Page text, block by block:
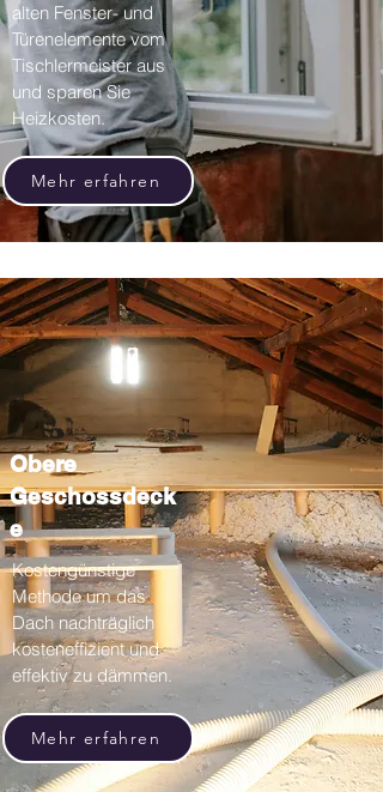
alten Fenster- und
Türenelemente vom
Tischlermeister aus
und sparen Sie
Heizkosten.
Mehr erfahren
Obere
Geschossdeck
e
Kostengünstige
Methode um das
Dach nachträglich
kosteneffizient und
effektiv zu dämmen.
Mehr erfahren